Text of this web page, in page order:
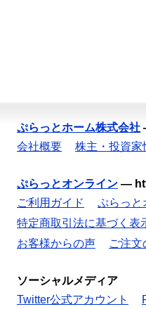
ぷらっとホーム株式会社
会社概要
株主・投資家
ぷらっとオンライン —
ご利用ガイド
ぷらっと
特定商取引法に基づく表
お客様からの声
ご注文
ソーシャルメディア
Twitter公式アカウント